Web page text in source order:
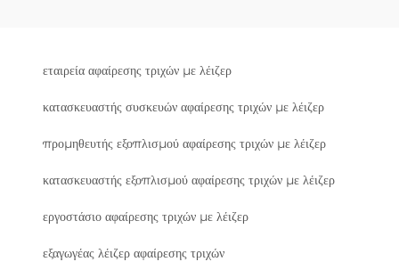
εταιρεία αφαίρεσης τριχών με λέιζερ
κατασκευαστής συσκευών αφαίρεσης τριχών με λέιζερ
προμηθευτής εξοπλισμού αφαίρεσης τριχών με λέιζερ
κατασκευαστής εξοπλισμού αφαίρεσης τριχών με λέιζερ
εργοστάσιο αφαίρεσης τριχών με λέιζερ
εξαγωγέας λέιζερ αφαίρεσης τριχών